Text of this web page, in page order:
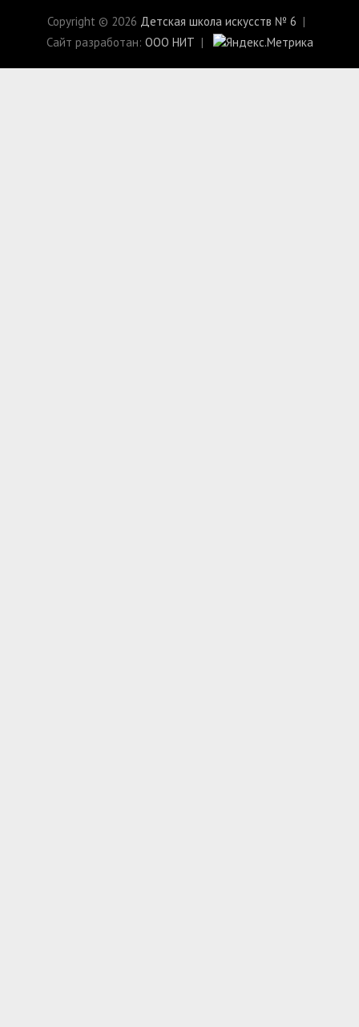
Copyright © 2026 Детская школа искусств № 6
Сайт разработан: ООО НИТ